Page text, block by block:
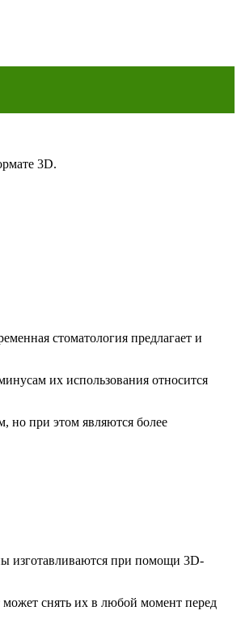
3D.
стоматология предлагает и
их использования относится
но при этом являются более
изготавливаются при помощи 3D-
снять их в любой момент перед